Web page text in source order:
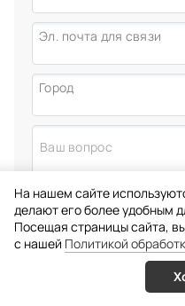
Эл. почта для связи
Город
Подтверждаю свое
На нашем сайте
делают его более удобным
Посещая страницы сайта,
c нашей Политикой